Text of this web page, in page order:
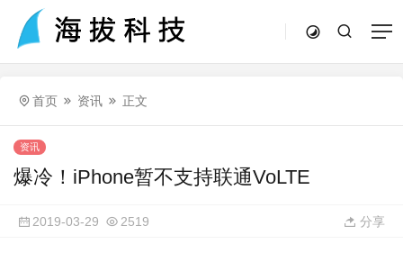
首页 资讯 正文
资讯
爆冷！iPhone暂不支持联通VoLTE
2019-03-29 2519 分享